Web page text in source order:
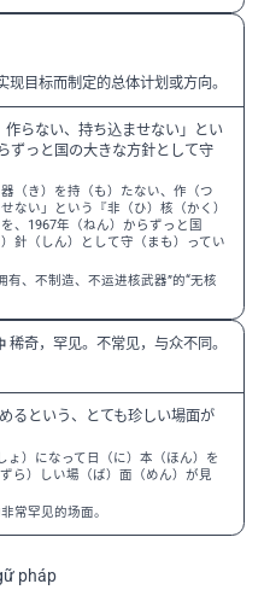
现目标而制定的总体计划或方向。
らない、持ち込ませない」とい
ずっと国の大きな方針として守
（き）を持（も）たない、作（つ
ない」という『非（ひ）核（かく）
、1967年（ねん）からずっと国
針（しん）として守（まも）ってい
有、不制造、不运进核武器”的“无核
稀奇，罕见。不常见，与众不同。
るという、とても珍しい場面が
）になって日（に）本（ほん）を
ら）しい場（ば）面（めん）が見
常罕见的场面。
pháp